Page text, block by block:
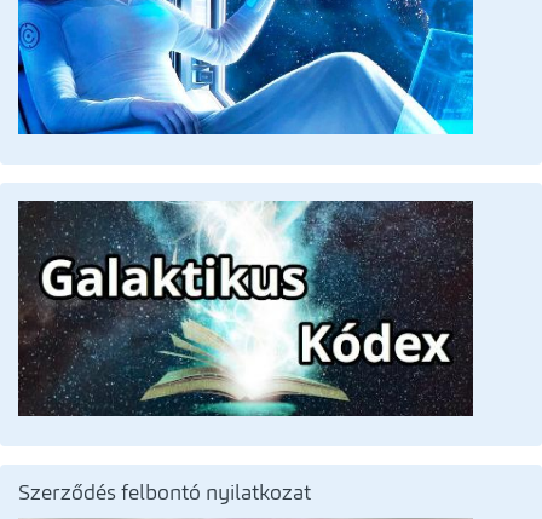
Szerződés felbontó nyilatkozat